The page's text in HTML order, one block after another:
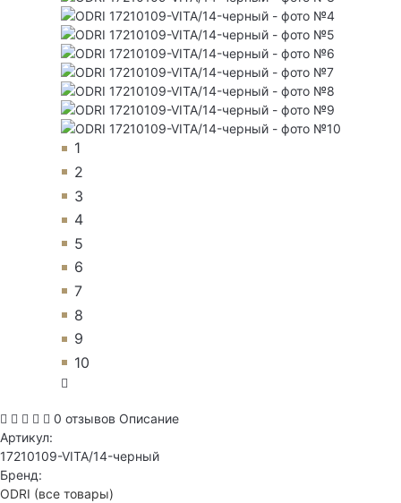
1
2
3
4
5
6
7
8
9
10
0 отзывов Описание
Артикул:
17210109-VITA/14-черный
Бренд:
ODRI (все товары)